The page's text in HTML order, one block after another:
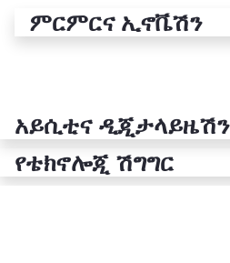
ምርምርና ኢኖቬሽን
አይሲቲና ዲጂታላይዜሽን
የቴክኖሎጂ ሽግግር